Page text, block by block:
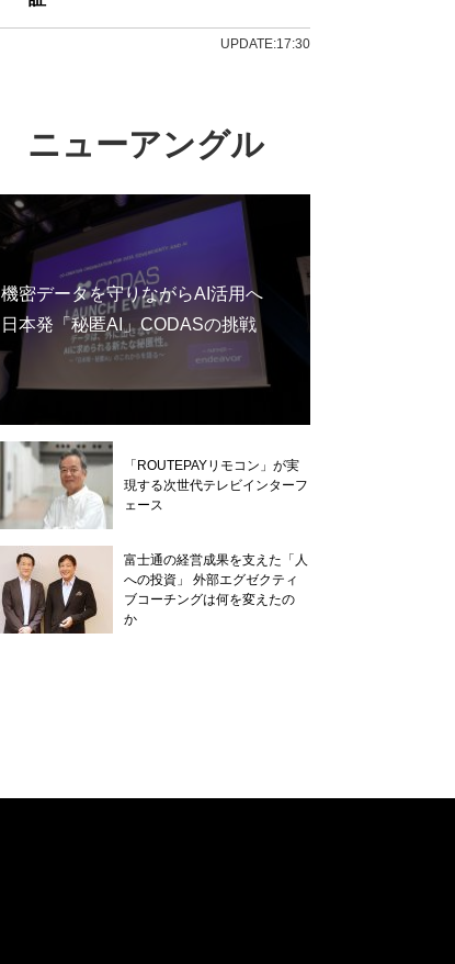
UPDATE:17:30
ニューアングル
機密データを守りながらAI活用へ
日本発「秘匿AI」CODASの挑戦
「ROUTEPAYリモコン」が実
現する次世代テレビインターフ
ェース
富士通の経営成果を支えた「人
への投資」 外部エグゼクティ
ブコーチングは何を変えたの
か